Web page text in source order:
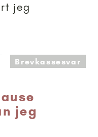
jeg
til 15+
Brevkassesvar
jeg